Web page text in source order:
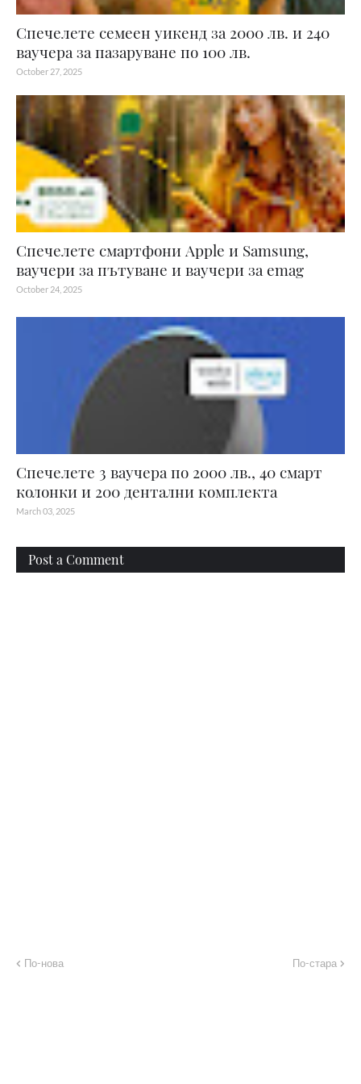
Спечелете семеен уикенд за 2000 лв. и 240
ваучера за пазаруване по 100 лв.
October 27, 2025
Спечелете смартфони Apple и Samsung,
ваучери за пътуване и ваучери за emag
October 24, 2025
Спечелете 3 ваучера по 2000 лв., 40 смарт
колонки и 200 дентални комплекта
March 03, 2025
Post a Comment
По-нова По-стара